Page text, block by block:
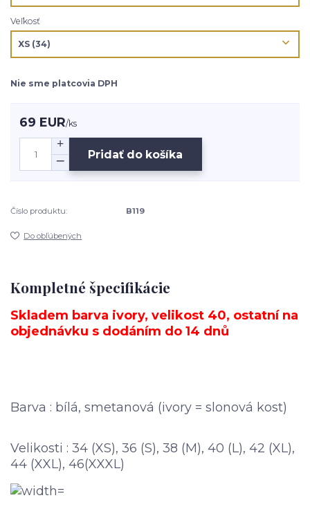
Veľkosť
Nie sme platcovia DPH
69 EUR/ks
Pridať do košíka
Číslo produktu: B119
Do obľúbených
Kompletné špecifikácie
Skladem barva ivory, velikost 40, ostatní na
objednávku s dodáním do 14 dnů
Barva : bílá, smetanová (ivory = slonová kost)
Velikosti : 34 (XS), 36 (S), 38 (M), 40 (L), 42 (XL),
44 (XXL), 46(XXXL)